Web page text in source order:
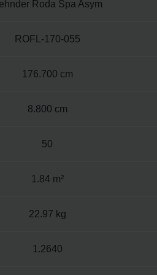
Roda Spa Asym
ROFL-170-055
176.700 cm
8.800 cm
50
1.84 m²
22.97 kg
1.2640